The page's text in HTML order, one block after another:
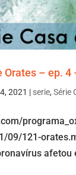
Orates – ep.
2021 | serie,Série
09/121-